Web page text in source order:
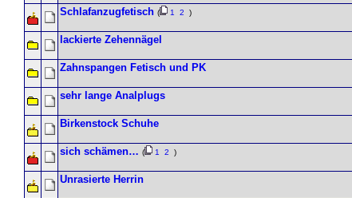
Schlafanzugfetisch ( 1 2 )
lackierte Zehennägel
Zahnspangen Fetisch und PK
sehr lange Analplugs
Birkenstock Schuhe
sich schämen… ( 1 2 )
Unrasierte Herrin